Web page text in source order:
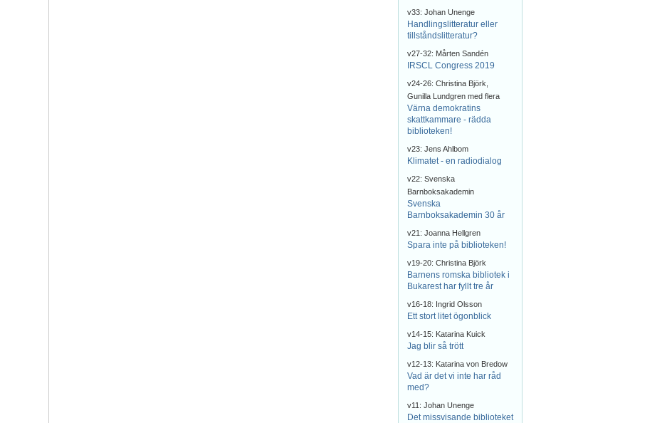
v33: Johan Unenge
Handlingslitteratur eller
tillståndslitteratur?
v27-32: Mårten Sandén
IRSCL Congress 2019
v24-26: Christina Björk,
Gunilla Lundgren med flera
Värna demokratins
skattkammare - rädda
biblioteken!
v23: Jens Ahlbom
Klimatet - en radiodialog
v22: Svenska
Barnboksakademin
Svenska
Barnboksakademin 30 år
v21: Joanna Hellgren
Spara inte på biblioteken!
v19-20: Christina Björk
Barnens romska bibliotek i
Bukarest har fyllt tre år
v16-18: Ingrid Olsson
Ett stort litet ögonblick
v14-15: Katarina Kuick
Jag blir så trött
v12-13: Katarina von Bredow
Vad är det vi inte har råd
med?
v11: Johan Unenge
Det missvisande biblioteket